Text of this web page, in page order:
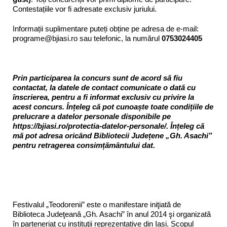
Contestațiile vor fi adresate exclusiv juriului.
Informații suplimentare puteți obține pe adresa de e-mail:
programe@bjiasi.ro sau telefonic, la numărul 0753024405
Prin participarea la concurs sunt de acord să fiu
contactat, la datele de contact comunicate o dată cu
înscrierea, pentru a fi informat exclusiv cu privire la
acest concurs. Înțeleg că pot cunoaște toate condițiile de
prelucrare a datelor personale disponibile pe
https://bjiasi.ro/protectia-datelor-personale/. Înțeleg că
mă pot adresa oricând Bibliotecii Județene „Gh. Asachi”
pentru retragerea consimțământului dat.
Festivalul „Teodorenii” este o manifestare iniţiată de
Biblioteca Judeţeană „Gh. Asachi” în anul 2014 şi organizată
în parteneriat cu instituţii reprezentative din Iași. Scopul